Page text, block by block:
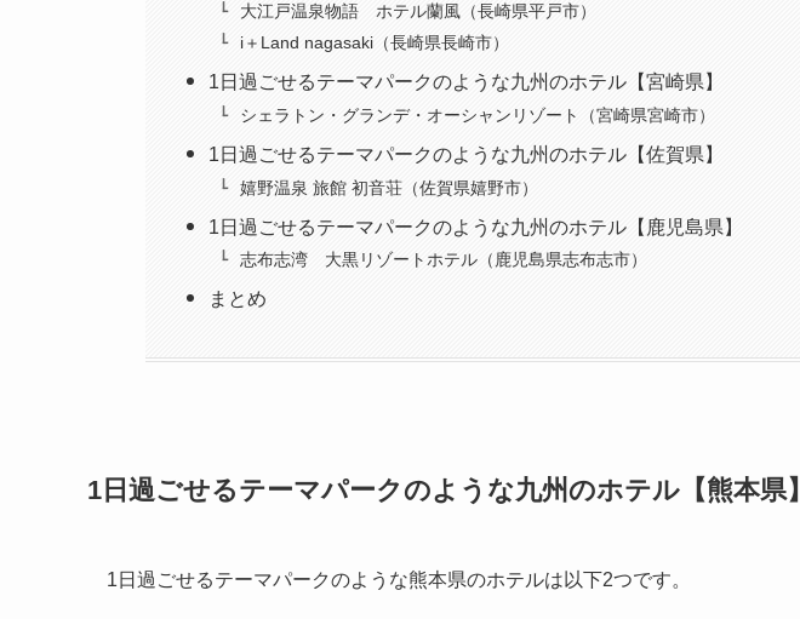
大江戸温泉物語 ホテル蘭風（長崎県平戸市）
i＋Land nagasaki（長崎県長崎市）
1日過ごせるテーマパークのような九州のホテル【宮崎県】
シェラトン・グランデ・オーシャンリゾート（宮崎県宮崎市）
1日過ごせるテーマパークのような九州のホテル【佐賀県】
嬉野温泉 旅館 初音荘（佐賀県嬉野市）
1日過ごせるテーマパークのような九州のホテル【鹿児島県】
志布志湾 大黒リゾートホテル（鹿児島県志布志市）
まとめ
1日過ごせるテーマパークのような九州のホテル【熊本県】
1日過ごせるテーマパークのような熊本県のホテルは以下2つです。